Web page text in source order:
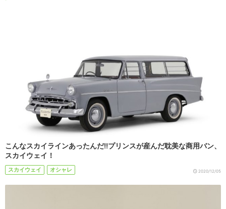
こんなスカイラインあったんだ!!プリンスが産んだ耽美な商用バン、
スカイウェイ！
スカイウェイ オシャレ 2020/12/05